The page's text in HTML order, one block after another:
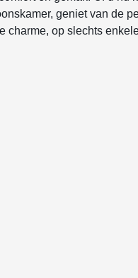
geniet van de
charme, op slechts